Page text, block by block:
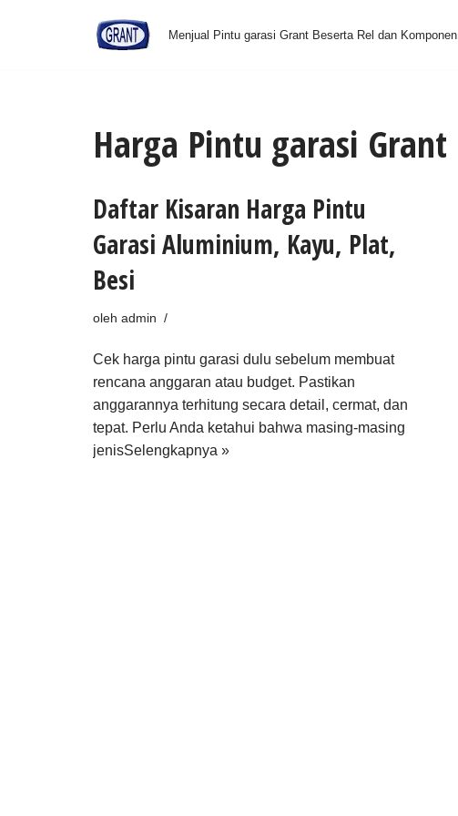
Menjual Pintu garasi Grant Beserta Rel dan Komponen
Harga Pintu garasi Grant
Daftar Kisaran Harga Pintu
Garasi Aluminium, Kayu, Plat,
Besi
oleh admin
Cek harga pintu garasi dulu sebelum membuat
rencana anggaran atau budget. Pastikan
anggarannya terhitung secara detail, cermat, dan
tepat. Perlu Anda ketahui bahwa masing-masing
jenisSelengkapnya »